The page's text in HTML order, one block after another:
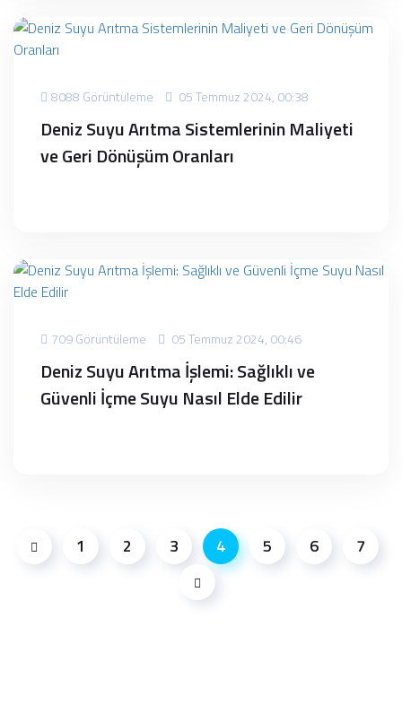
8088 Görüntüleme 05 Temmuz 2024, 00:38
Deniz Suyu Arıtma Sistemlerinin Maliyeti
ve Geri Dönüşüm Oranları
709 Görüntüleme 05 Temmuz 2024, 00:46
Deniz Suyu Arıtma İşlemi: Sağlıklı ve
Güvenli İçme Suyu Nasıl Elde Edilir
1 2 3 4 5 6 7